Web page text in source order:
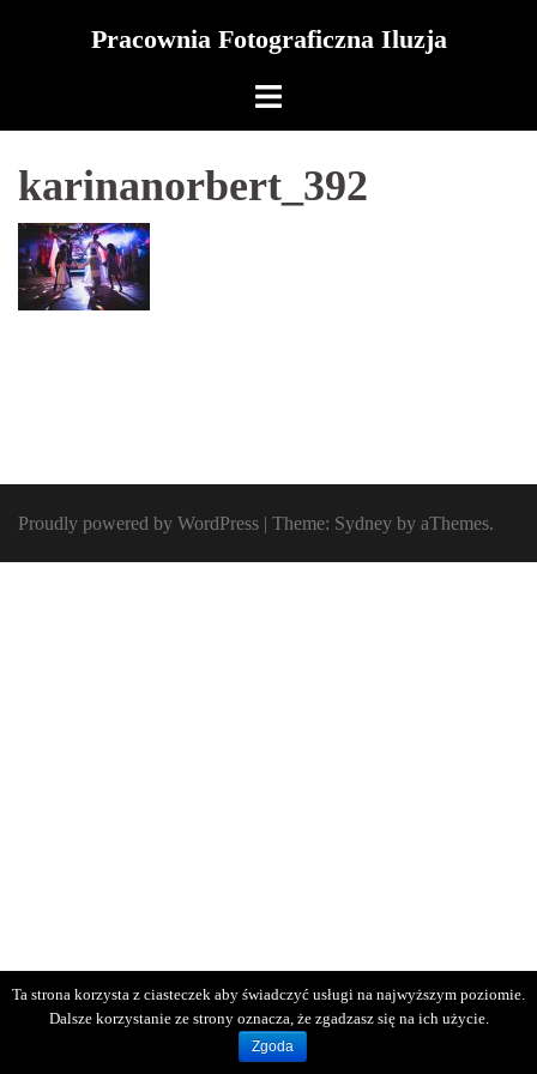
Pracownia Fotograficzna Iluzja
karinanorbert_392
Proudly powered by WordPress | Theme: Sydney by aThemes.
Ta strona korzysta z ciasteczek aby świadczyć usługi na najwyższym poziomie.
Dalsze korzystanie ze strony oznacza, że zgadzasz się na ich użycie.
Zgoda